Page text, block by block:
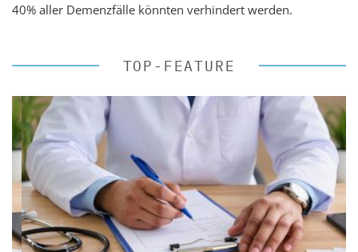
40% aller Demenzfälle könnten verhindert werden.
TOP-FEATURE